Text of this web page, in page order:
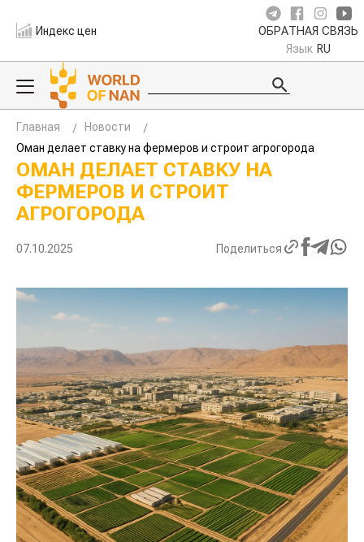
Индекс цен ОБРАТНАЯ СВЯЗЬ
Язык RU
Главная
Новости
Оман делает ставку на фермеров и строит агрогорода
ОМАН ДЕЛАЕТ СТАВКУ НА
ФЕРМЕРОВ И СТРОИТ
АГРОГОРОДА
07.10.2025 Поделиться